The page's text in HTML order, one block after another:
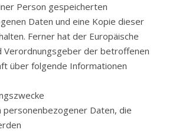
Person gespeicherten
Daten und eine Kopie dieser
Ferner hat der Europäische
Verordnungsgeber der betroffenen
über folgende Informationen
personenbezogener Daten, die